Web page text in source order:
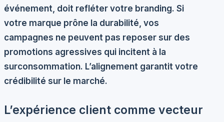
événement, doit refléter votre branding. Si
votre marque prône la durabilité, vos
campagnes ne peuvent pas reposer sur des
promotions agressives qui incitent à la
surconsommation. L’alignement garantit votre
crédibilité sur le marché.
L’expérience client comme vecteur